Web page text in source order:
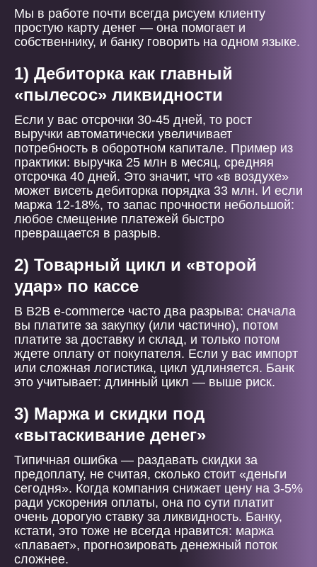
Мы в работе почти всегда рисуем клиенту
простую карту денег — она помогает и
собственнику, и банку говорить на одном языке.
1) Дебиторка как главный
«пылесос» ликвидности
Если у вас отсрочки 30-45 дней, то рост
выручки автоматически увеличивает
потребность в оборотном капитале. Пример из
практики: выручка 25 млн в месяц, средняя
отсрочка 40 дней. Это значит, что «в воздухе»
может висеть дебиторка порядка 33 млн. И если
маржа 12-18%, то запас прочности небольшой:
любое смещение платежей быстро
превращается в разрыв.
2) Товарный цикл и «второй
удар» по кассе
В B2B e-commerce часто два разрыва: сначала
вы платите за закупку (или частично), потом
платите за доставку и склад, и только потом
ждете оплату от покупателя. Если у вас импорт
или сложная логистика, цикл удлиняется. Банк
это учитывает: длинный цикл — выше риск.
3) Маржа и скидки под
«вытаскивание денег»
Типичная ошибка — раздавать скидки за
предоплату, не считая, сколько стоит «деньги
сегодня». Когда компания снижает цену на 3-5%
ради ускорения оплаты, она по сути платит
очень дорогую ставку за ликвидность. Банку,
кстати, это тоже не всегда нравится: маржа
«плавает», прогнозировать денежный поток
сложнее.